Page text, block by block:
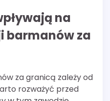
na
barmanów za
za granicą zależy od
rozważyć przed